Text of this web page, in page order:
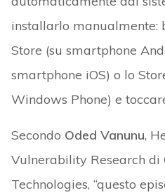
installarlo manualmente:
Store (su smartphone
smartphone iOS) o lo
Windows Phone) e
Secondo Oded Vanunu,
Vulnerability Research di
Technologies, “questo